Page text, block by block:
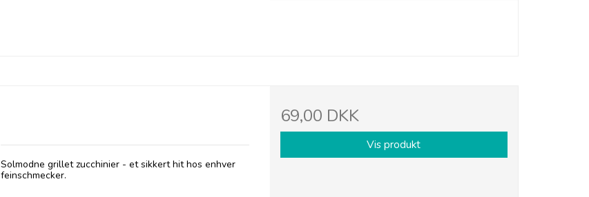
Solmodne grillet zucchinier - et sikkert hit hos enhver
feinschmecker.
69,00 DKK
Vis produkt